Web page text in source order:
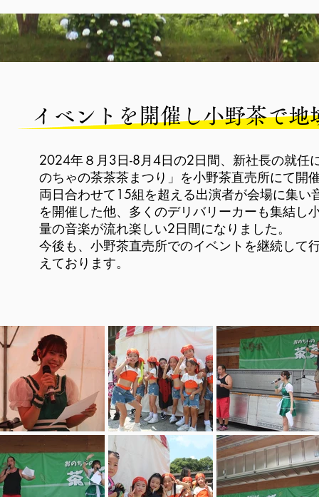
イベントを開催し小野茶で地
2024年８月3日-8月4日の2日間、新社長の就任
のちゃの茶茶茶まつり」を小野茶直売所にて開
両日合わせて15組を超える出演者が会場に集い
を開催した他、多くのデリバリーカーも集結し
量の音楽が流れ楽しい2日間になりました。
今後も、小野茶直売所でのイベントを継続して
えております。